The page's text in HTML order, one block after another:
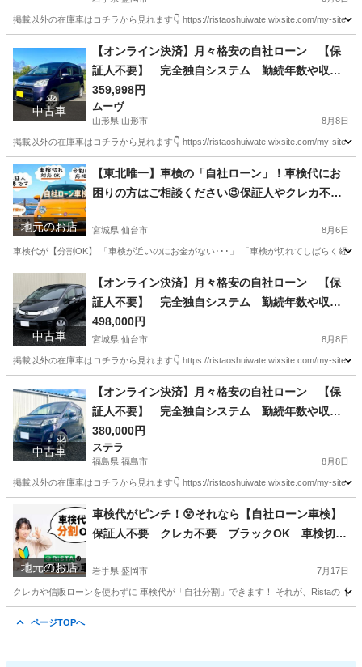
k👇
掲載以外の在庫車はコチラから見れます👇 https://ristaoshuiwate.wixsite.com/my-site
N-BOX 月々
中古車
【オンライン決済】月々格安の自社ローン 【保
証人不要】 完全独自システム 勤続年数や収入
も不問です◎ 【車検2年付き】ムーヴカスタム☆
4WD☆修復歴なし 詳細・在庫情報は今すぐ本文
をcheck👇
359,998円
ムーヴ
山形県 山形市 8月8日
掲載以外の在庫車はコチラから見れます👇 https://ristaoshuiwate.wixsite.com/my-site
山形 山形市 ムーヴ 月々
地元のお店
【東北唯一】車検の「自社ローン」！車検代にお
困りの方はご相談ください😉保証人やクレカ不要
す！
宮城県 仙台市 8月6日
車検代が【分割OK】 「車検が近いのにお金がない･･･」 「車検が切れてしばらく経
宮城 仙台市 車検 格安
中古車
【オンライン決済】月々格安の自社ローン 【保
証人不要】 完全独自システム 勤続年数や収入
も不問です◎ 【車検2年付き】フリード☆4WD
☆修復歴なし 詳細・在庫情報は今すぐ本文をch
eck👇
498,000円
宮城県 仙台市 8月8日
掲載以外の在庫車はコチラから見れます👇 https://ristaoshuiwate.wixsite.com/my-site
ホンダ 月々
中古車
【オンライン決済】月々格安の自社ローン 【保
証人不要】 完全独自システム 勤続年数や収入
も不問です◎ 【車検2年付き】ステラカスタム☆
4WD☆修復歴なし 詳細・在庫情報は今すぐ本文
をcheck👇
380,000円
ステラ
福島県 福島市 8月8日
掲載以外の在庫車はコチラから見れます👇 https://ristaoshuiwate.wixsite.com/my-site
福島市 ステラ 月々
地元のお店
車検代がピンチ！😲それなら【自社ローン車検】
保証人不要 クレカ不要 ブラックOK 車検切れ
岩手県 盛岡市 7月17日
クレカや信販ローンを使わずに 車検代が「自社分割」できます！ それが、Ristaの【
ページTOPへ